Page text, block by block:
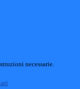
necessarie.